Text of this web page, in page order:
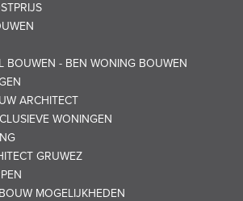
BOUWEN - BEN WONING BOUWEN
ARCHITECT
WONINGEN
GRUWEZ
MOGELIJKHEDEN